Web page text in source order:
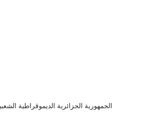
الجمهورية الجزائرية الديموقراطية